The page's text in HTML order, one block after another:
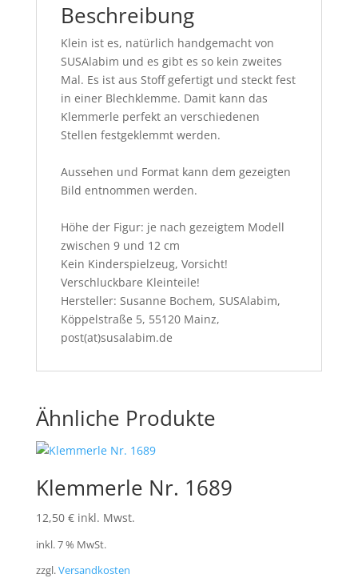
Beschreibung
Klein ist es, natürlich handgemacht von
SUSAlabim und es gibt es so kein zweites
Mal. Es ist aus Stoff gefertigt und steckt fest
in einer Blechklemme. Damit kann das
Klemmerle perfekt an verschiedenen
Stellen festgeklemmt werden.
Aussehen und Format kann dem gezeigten
Bild entnommen werden.
Höhe der Figur: je nach gezeigtem Modell
zwischen 9 und 12 cm
Kein Kinderspielzeug, Vorsicht!
Verschluckbare Kleinteile!
Hersteller: Susanne Bochem, SUSAlabim,
Köppelstraße 5, 55120 Mainz,
post(at)susalabim.de
Ähnliche Produkte
Klemmerle Nr. 1689
12,50 € inkl. Mwst.
inkl. 7 % MwSt.
zzgl.Versandkosten